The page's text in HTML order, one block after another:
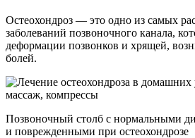
Остеохондроз — это одно из самых
заболеваний позвоночного канала,
деформации позвонков и хрящей,
болей.
Позвоночный столб с нормальными
и поврежденными при остеохондрозе